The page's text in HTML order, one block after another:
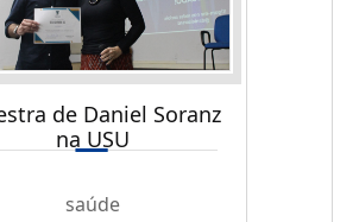
de Daniel Soranz
na USU
saúde